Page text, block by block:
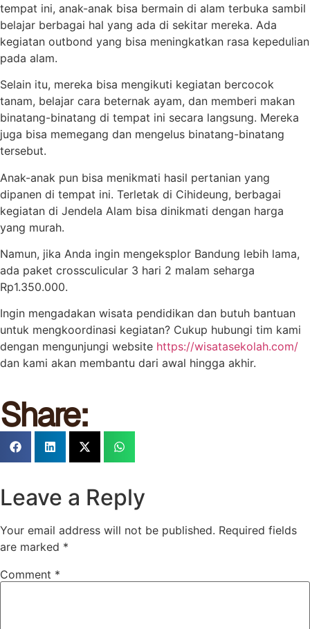
tempat ini, anak-anak bisa bermain di alam terbuka sambil
belajar berbagai hal yang ada di sekitar mereka. Ada
kegiatan outbond yang bisa meningkatkan rasa kepedulian
pada alam.
Selain itu, mereka bisa mengikuti kegiatan bercocok
tanam, belajar cara beternak ayam, dan memberi makan
binatang-binatang di tempat ini secara langsung. Mereka
juga bisa memegang dan mengelus binatang-binatang
tersebut.
Anak-anak pun bisa menikmati hasil pertanian yang
dipanen di tempat ini. Terletak di Cihideung, berbagai
kegiatan di Jendela Alam bisa dinikmati dengan harga
yang murah.
Namun, jika Anda ingin mengeksplor Bandung lebih lama,
ada paket crossculicular 3 hari 2 malam seharga
Rp1.350.000.
Ingin mengadakan wisata pendidikan dan butuh bantuan
untuk mengkoordinasi kegiatan? Cukup hubungi tim kami
dengan mengunjungi website https://wisatasekolah.com/
dan kami akan membantu dari awal hingga akhir.
Share:
Leave a Reply
Your email address will not be published. Required fields
are marked *
Comment *